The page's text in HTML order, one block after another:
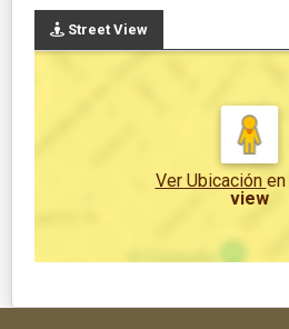
Street View
Ver Ubicación en
view